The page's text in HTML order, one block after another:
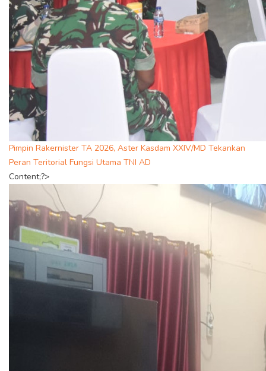
Pimpin Rakernister TA 2026, Aster Kasdam XXIV/MD Tekankan
Peran Teritorial Fungsi Utama TNI AD
Content;?>